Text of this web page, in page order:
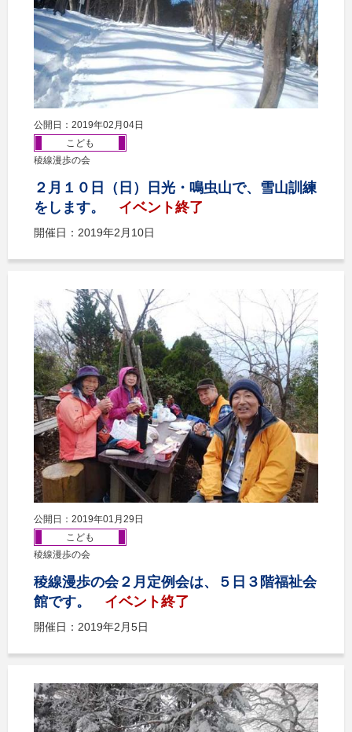
公開日：2019年02月04日
こども
稜線漫歩の会
２月１０日（日）日光・鳴虫山で、雪山訓練
をします。
イベント終了
開催日：2019年2月10日
公開日：2019年01月29日
こども
稜線漫歩の会
稜線漫歩の会２月定例会は、５日３階福祉会
館です。
イベント終了
開催日：2019年2月5日